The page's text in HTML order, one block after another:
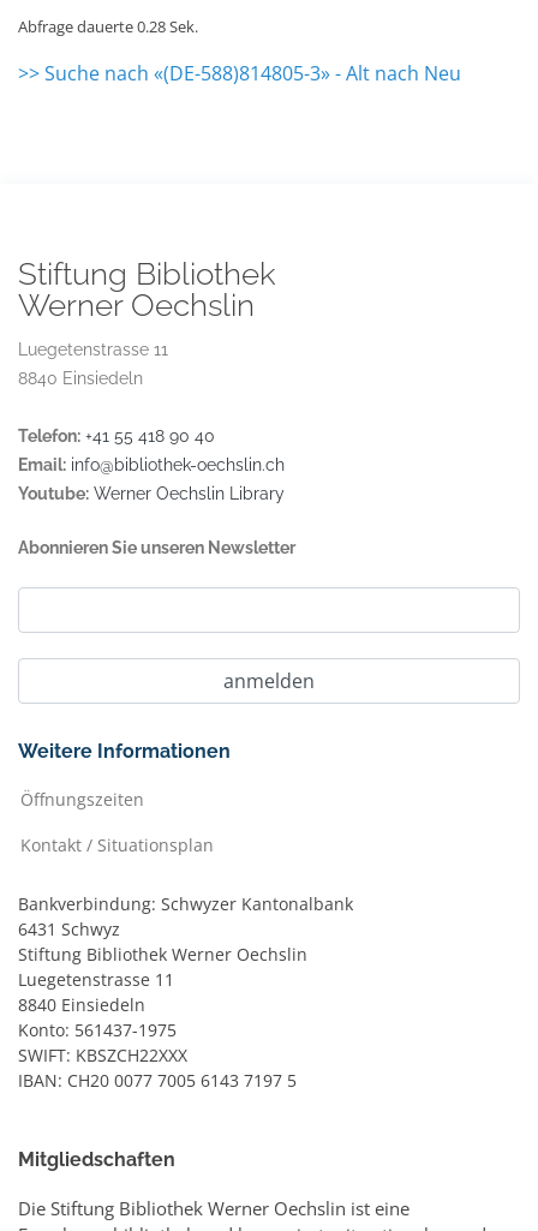
Abfrage dauerte 0.28 Sek.
>> Suche nach «(DE-588)814805-3» - Alt nach Neu
Stiftung Bibliothek
Werner Oechslin
Luegetenstrasse 11
8840 Einsiedeln
Telefon: +41 55 418 90 40
Email: info@bibliothek-oechslin.ch
Youtube: Werner Oechslin Library
Abonnieren Sie unseren Newsletter
Weitere Informationen
Öffnungszeiten
Kontakt / Situationsplan
Bankverbindung: Schwyzer Kantonalbank
6431 Schwyz
Stiftung Bibliothek Werner Oechslin
Luegetenstrasse 11
8840 Einsiedeln
Konto: 561437-1975
SWIFT: KBSZCH22XXX
IBAN: CH20 0077 7005 6143 7197 5
Mitgliedschaften
Die Stiftung Bibliothek Werner Oechslin ist eine